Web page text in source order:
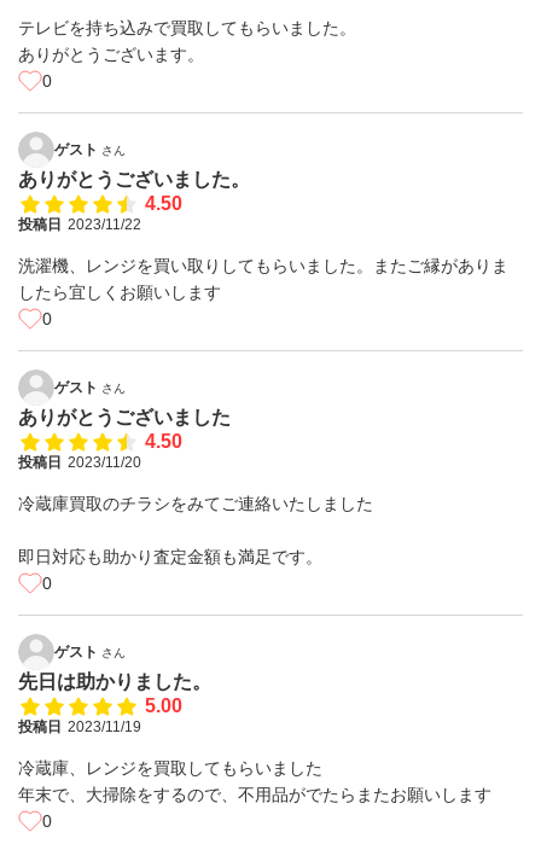
テレビを持ち込みで買取してもらいました。
ありがとうございます。
0
ゲスト さん
ありがとうございました。
4.50
投稿日 2023/11/22
洗濯機、レンジを買い取りしてもらいました。またご縁がありま
したら宜しくお願いします
0
ゲスト さん
ありがとうございました
4.50
投稿日 2023/11/20
冷蔵庫買取のチラシをみてご連絡いたしました
即日対応も助かり査定金額も満足です。
0
ゲスト さん
先日は助かりました。
5.00
投稿日 2023/11/19
冷蔵庫、レンジを買取してもらいました
年末で、大掃除をするので、不用品がでたらまたお願いします
0